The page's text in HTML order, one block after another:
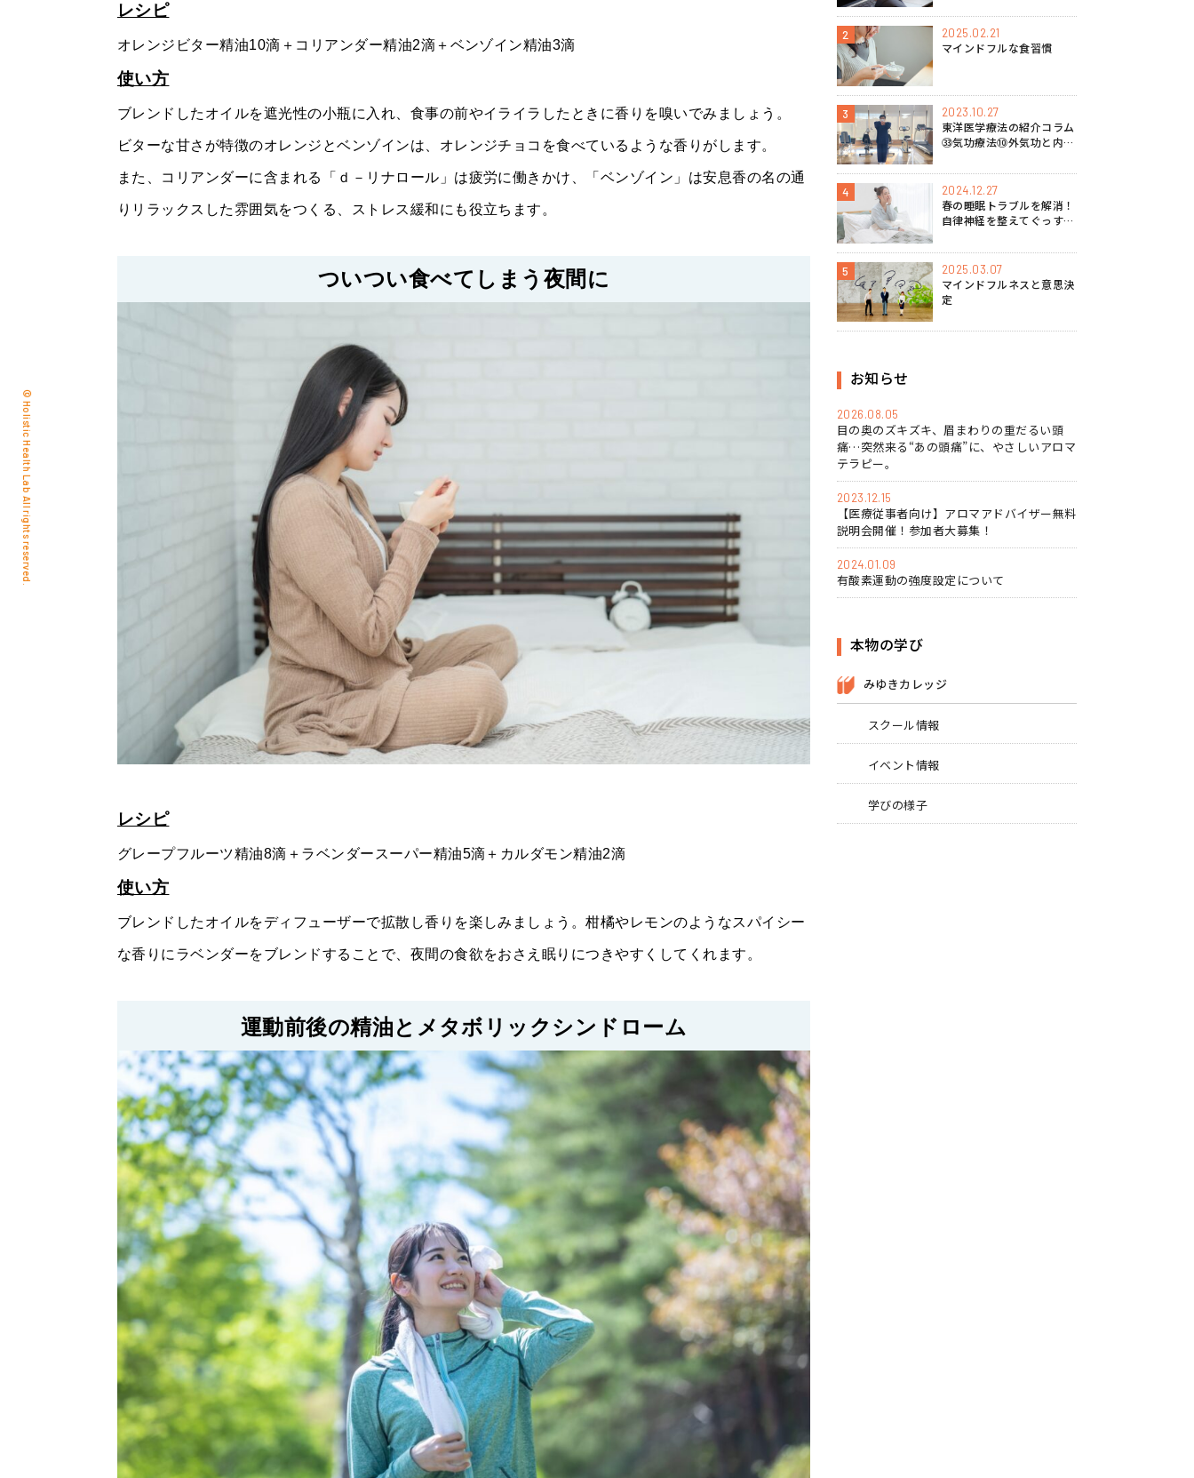
レシピ
オレンジビター精油10滴＋コリアンダー精油2滴＋ベンゾイン精油3滴
使い方
ブレンドしたオイルを遮光性の小瓶に入れ、食事の前やイライラしたときに香りを嗅いでみましょう。
ビターな甘さが特徴のオレンジとベンゾインは、オレンジチョコを食べているような香りがします。
また、コリアンダーに含まれる「ｄ－リナロール」は疲労に働きかけ、「ベンゾイン」は安息香の名の通
りリラックスした雰囲気をつくる、ストレス緩和にも役立ちます。
ついつい食べてしまう夜間に
レシピ
グレープフルーツ精油8滴＋ラベンダースーパー精油5滴＋カルダモン精油2滴
使い方
ブレンドしたオイルをディフューザーで拡散し香りを楽しみましょう。柑橘やレモンのようなスパイシー
な香りにラベンダーをブレンドすることで、夜間の食欲をおさえ眠りにつきやすくしてくれます。
運動前後の精油とメタボリックシンドローム
2 2025.02.21
マインドフルな食習慣
3 2023.10.27
東洋医学療法の紹介コラム
㉝気功療法⑩外気功と内気
4 2024.12.27
春の睡眠トラブルを解消！
自律神経を整えてぐっすり
法
5 2025.03.07
マインドフルネスと意思決
定
お知らせ
2026.08.05
目の奥のズキズキ、眉まわりの重だるい頭
痛…突然来る“あの頭痛”に、やさしいアロマ
テラピー。
2023.12.15
【医療従事者向け】アロマアドバイザー無料
説明会開催！参加者大募集！
2024.01.09
有酸素運動の強度設定について
本物の学び
みゆきカレッジ
スクール情報
イベント情報
学びの様子
© Holistic Health Lab All rights reserved.